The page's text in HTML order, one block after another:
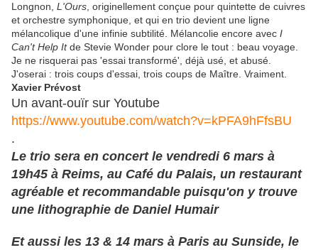
Longnon, L'Ours , originellement conçue pour quintette de cuivres
et orchestre symphonique, et qui en trio devient une ligne
mélancolique d'une infinie subtilité. Mélancolie encore avec I
Can't Help Itde Stevie Wonder pour clore le tout : beau voyage.
Je ne risquerai pas 'essai transformé', déjà usé, et abusé.
J'oserai : trois coups d'essai, trois coups de Maître. Vraiment.
Xavier Prévost
Un avant-ouïr sur Youtube
https://www.youtube.com/watch?v=kPFA9hFfsBU
.
Le trio sera en concert le vendredi 6 mars à
19h45 à Reims, au Café du Palais, un restaurant
agréable et recommandable puisqu'on y trouve
une lithographie de Daniel Humair
Et aussi les 13 & 14 mars à Paris au Sunside, le